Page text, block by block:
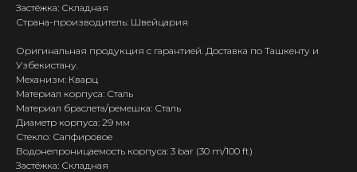
Застёжка: Складная
Страна-производитель: Швейцария
Оригинальная продукция с гарантией. Доставка по Ташкенту и
Узбекистану.
Механизм: Кварц
Материал корпуса: Сталь
Материал браслета/ремешка: Сталь
Диаметр корпуса: 29 мм
Стекло: Сапфировое
Водонепроницаемость корпуса: 3 bar (30 m/100 ft)
Застёжка: Складная